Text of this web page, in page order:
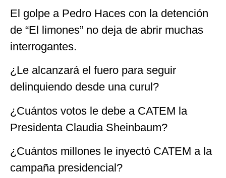
El golpe a Pedro Haces con la detención
de “El limones” no deja de abrir muchas
interrogantes.
¿Le alcanzará el fuero para seguir
delinquiendo desde una curul?
¿Cuántos votos le debe a CATEM la
Presidenta Claudia Sheinbaum?
¿Cuántos millones le inyectó CATEM a la
campaña presidencial?